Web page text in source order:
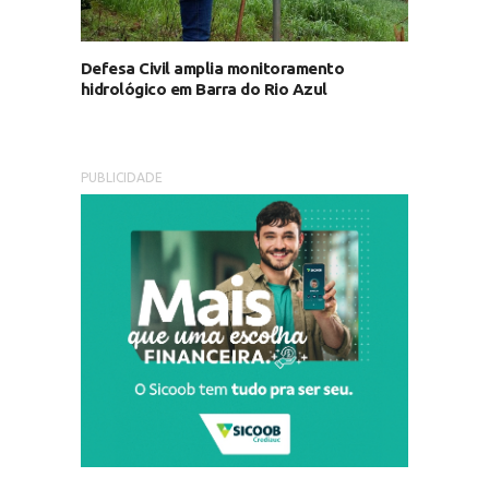
Defesa Civil amplia monitoramento
hidrológico em Barra do Rio Azul
PUBLICIDADE